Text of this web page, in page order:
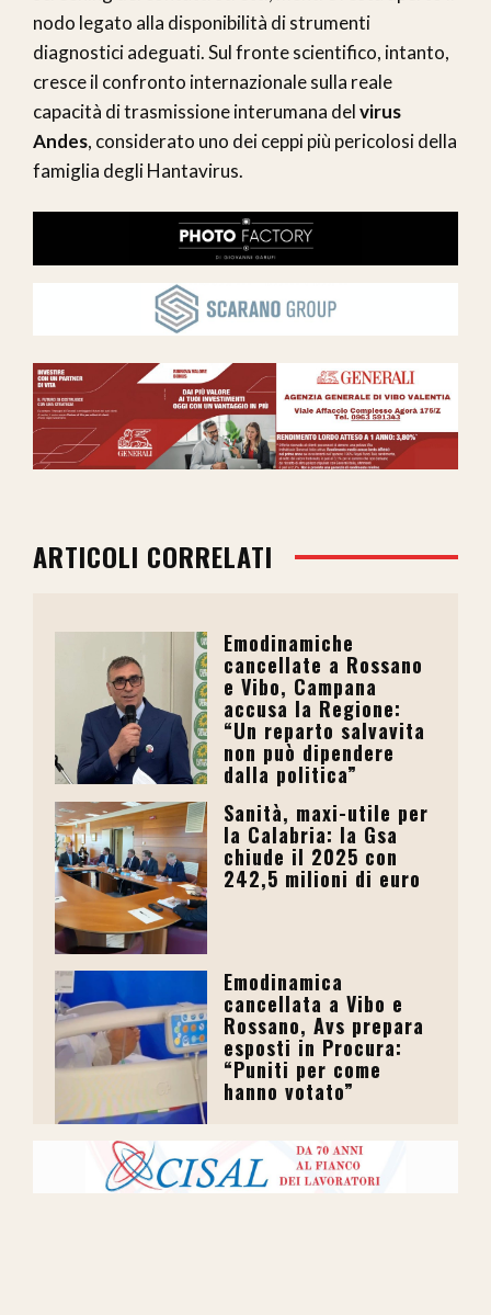
nodo legato alla disponibilità di strumenti
diagnostici adeguati. Sul fronte scientifico, intanto,
cresce il confronto internazionale sulla reale
capacità di trasmissione interumana delvirus
Andes, considerato uno dei ceppi più pericolosi della
famiglia degli Hantavirus.
ARTICOLI CORRELATI
Emodinamiche
cancellate a Rossano
e Vibo, Campana
accusa la Regione:
“Un reparto salvavita
non può dipendere
dalla politica”
Sanità, maxi-utile per
la Calabria: la Gsa
chiude il 2025 con
242,5 milioni di euro
Emodinamica
cancellata a Vibo e
Rossano, Avs prepara
esposti in Procura:
“Puniti per come
hanno votato”